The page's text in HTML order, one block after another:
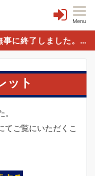
Menu
2025年慶應連合三田会大会は無事に終了しました。誠にありがとうございました。
ット
てご覧にいただくこ